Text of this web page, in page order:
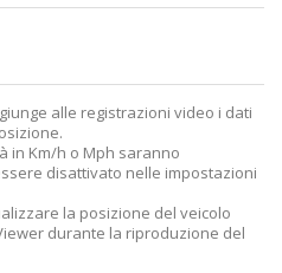
alle registrazioni video i dati
in Km/h o Mph saranno
disattivato nelle impostazioni
la posizione del veicolo
durante la riproduzione del